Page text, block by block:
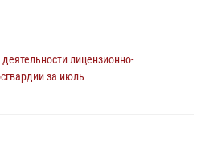
лицензионно-
за июль